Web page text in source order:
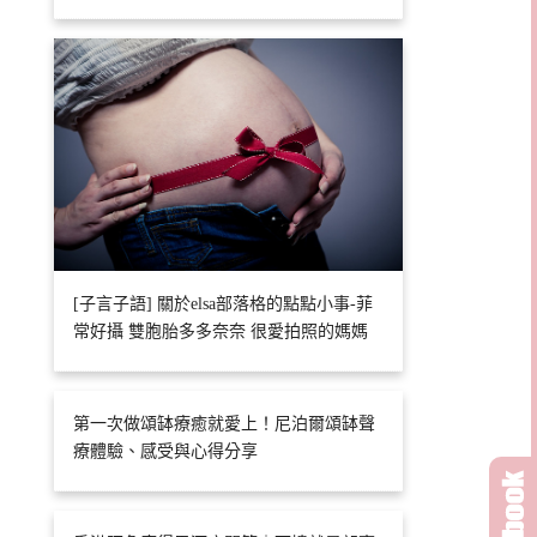
[子言子語] 關於elsa部落格的點點小事-菲
常好攝 雙胞胎多多奈奈 很愛拍照的媽媽
第一次做頌缽療癒就愛上！尼泊爾頌缽聲
療體驗、感受與心得分享